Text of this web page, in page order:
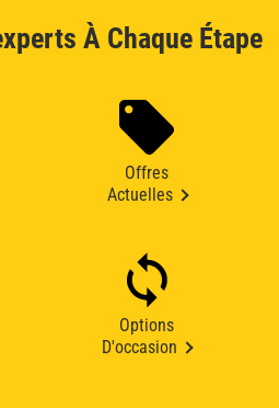
À Chaque Étape
Offres
Actuelles
Options
D'occasion